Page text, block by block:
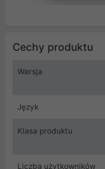
Cechy produktu
Wersja
Język
Klasa produktu
Liczba użytkowników